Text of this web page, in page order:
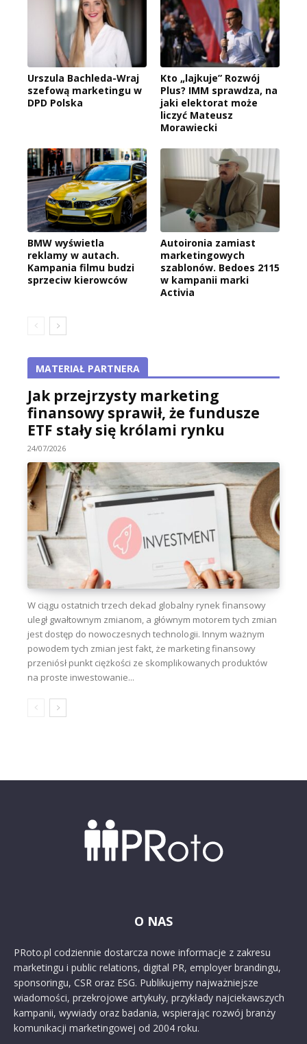
Urszula Bachleda-Wraj
szefową marketingu w
DPD Polska
Kto „lajkuje” Rozwój
Plus? IMM sprawdza, na
jaki elektorat może
liczyć Mateusz
Morawiecki
BMW wyświetla
reklamy w autach.
Kampania filmu budzi
sprzeciw kierowców
Autoironia zamiast
marketingowych
szablonów. Bedoes 2115
w kampanii marki
Activia
MATERIAŁ PARTNERA
Jak przejrzysty marketing
finansowy sprawił, że fundusze
ETF stały się królami rynku
24/07/2026
W ciągu ostatnich trzech dekad globalny rynek finansowy
uległ gwałtownym zmianom, a głównym motorem tych zmian
jest dostęp do nowoczesnych technologii. Innym ważnym
powodem tych zmian jest fakt, że marketing finansowy
przeniósł punkt ciężkości ze skomplikowanych produktów
na proste inwestowanie...
O NAS
PRoto.pl codziennie dostarcza nowe informacje z zakresu
marketingu i public relations, digital PR, employer brandingu,
sponsoringu, CSR oraz ESG. Publikujemy najważniejsze
wiadomości, przekrojowe artykuły, przykłady najciekawszych
kampanii, wywiady oraz badania, wspierając rozwój branży
komunikacji marketingowej od 2004 roku.